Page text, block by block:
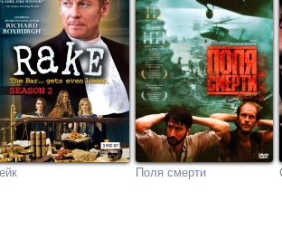
Поля смерти